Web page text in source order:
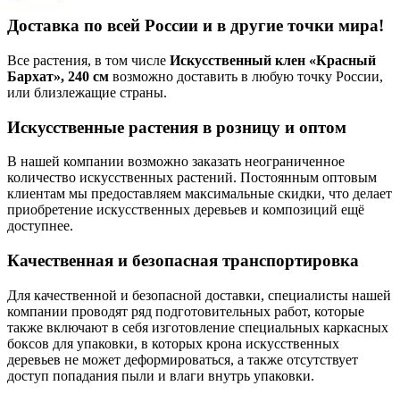
Доставка по всей России и в другие точки мира!
Все растения, в том числе Искусственный клен «Красный
Бархат», 240 см возможно доставить в любую точку России,
или близлежащие страны.
Искусственные растения в розницу и оптом
В нашей компании возможно заказать неограниченное
количество искусственных растений. Постоянным оптовым
клиентам мы предоставляем максимальные скидки, что делает
приобретение искусственных деревьев и композиций ещё
доступнее.
Качественная и безопасная транспортировка
Для качественной и безопасной доставки, специалисты нашей
компании проводят ряд подготовительных работ, которые
также включают в себя изготовление специальных каркасных
боксов для упаковки, в которых крона искусственных
деревьев не может деформироваться, а также отсутствует
доступ попадания пыли и влаги внутрь упаковки.